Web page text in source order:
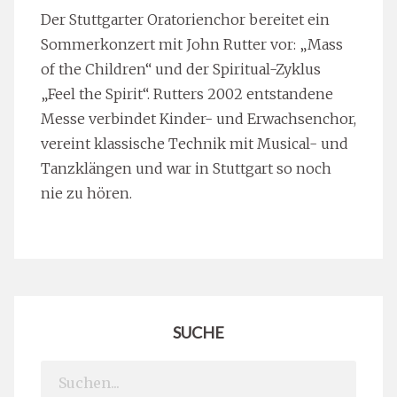
Der Stuttgarter Oratorienchor bereitet ein
Sommerkonzert mit John Rutter vor: „Mass
of the Children“ und der Spiritual-Zyklus
„Feel the Spirit“. Rutters 2002 entstandene
Messe verbindet Kinder- und Erwachsenchor,
vereint klassische Technik mit Musical- und
Tanzklängen und war in Stuttgart so noch
nie zu hören.
SUCHE
Search